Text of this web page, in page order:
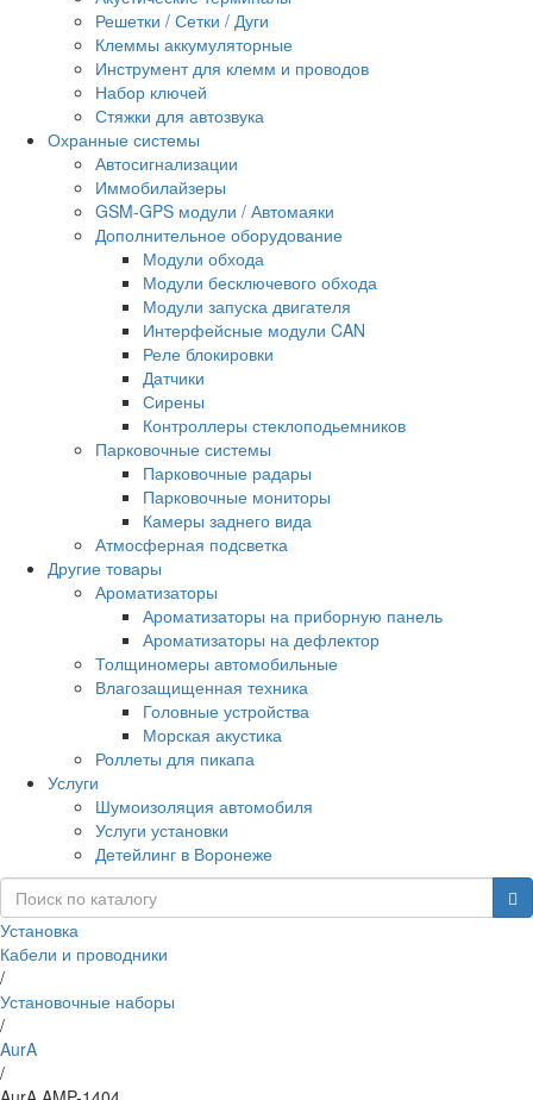
Решетки / Сетки / Дуги
Клеммы аккумуляторные
Инструмент для клемм и проводов
Набор ключей
Стяжки для автозвука
Охранные системы
Автосигнализации
Иммобилайзеры
GSM-GPS модули / Автомаяки
Дополнительное оборудование
Модули обхода
Модули бесключевого обхода
Модули запуска двигателя
Интерфейсные модули CAN
Реле блокировки
Датчики
Сирены
Контроллеры стеклоподьемников
Парковочные системы
Парковочные радары
Парковочные мониторы
Камеры заднего вида
Атмосферная подсветка
Другие товары
Ароматизаторы
Ароматизаторы на приборную панель
Ароматизаторы на дефлектор
Толщиномеры автомобильные
Влагозащищенная техника
Головные устройства
Морская акустика
Роллеты для пикапа
Услуги
Шумоизоляция автомобиля
Услуги установки
Детейлинг в Воронеже
Установка
Кабели и проводники
/
Установочные наборы
/
AurA
/